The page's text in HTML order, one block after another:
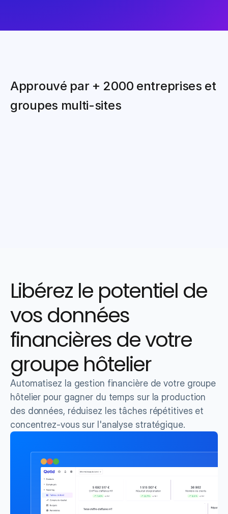
Approuvé par + 2000 entreprises et
groupes multi-sites
Libérez le potentiel de
vos données
financières de votre
groupe hôtelier
Automatisez la gestion financière de votre groupe
hôtelier pour gagner du temps sur la production
des données, réduisez les tâches répétitives et
concentrez-vous sur l'analyse stratégique.